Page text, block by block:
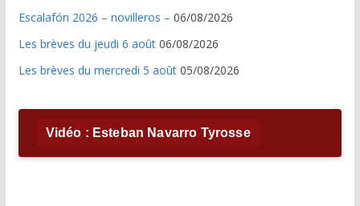
Escalafón 2026 – novilleros – 06/08/2026
Les brèves du jeudi 6 août 06/08/2026
Les brèves du mercredi 5 août 05/08/2026
Vidéo : Esteban Navarro Tyrosse